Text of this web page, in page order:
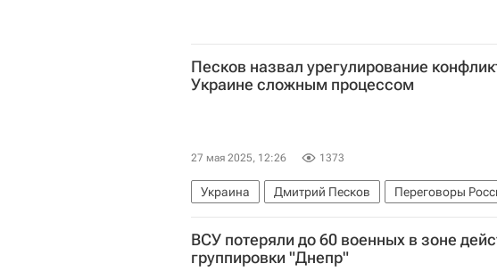
Песков назвал урегулирование
Украине сложным процессом
27 мая 2025, 12:26 1373
Украина Дмитрий Песков
Переговоры
Россия
В мире
ВСУ потеряли до 60 военных в зоне
группировки "Днепр"